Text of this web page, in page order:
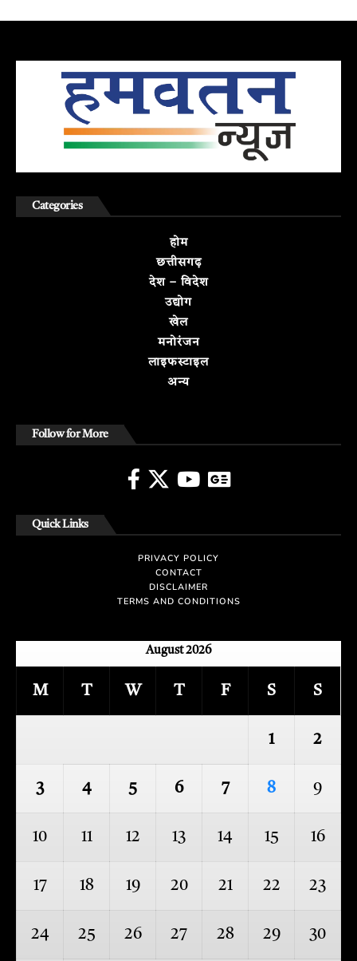
Categories
होम
छत्तीसगढ़
देश – विदेश
उद्योग
खेल
मनोरंजन
लाइफस्टाइल
अन्य
Follow for More
Quick Links
PRIVACY POLICY
CONTACT
DISCLAIMER
TERMS AND CONDITIONS
August 2026
M T W T F S S
1 2
3 4 5 6 7 8 9
10 11 12 13 14 15 16
17 18 19 20 21 22 23
24 25 26 27 28 29 30